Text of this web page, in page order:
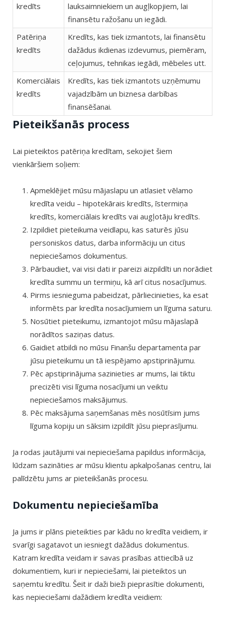
kredīts
lauksaimniekiem un augļkopjiem, lai
finansētu ražošanu un iegādi.
Patēriņa
kredīts
Kredīts, kas tiek izmantots, lai finansētu
dažādus ikdienas izdevumus, piemēram,
ceļojumus, tehnikas iegādi, mēbeles utt.
Komerciālais
kredīts
Kredīts, kas tiek izmantots uzņēmumu
vajadzībām un biznesa darbības
finansēšanai.
Pieteikšanās process
Lai pieteiktos patēriņa kredītam, sekojiet šiem
vienkāršiem soļiem:
Apmeklējiet mūsu mājaslapu un atlasiet vēlamo
kredīta veidu – hipotekārais kredīts, īstermiņa
kredīts, komerciālais kredīts vai augļotāju kredīts.
Izpildiet pieteikuma veidlapu, kas saturēs jūsu
personiskos datus, darba informāciju un citus
nepieciešamos dokumentus.
Pārbaudiet, vai visi dati ir pareizi aizpildīti un norādiet
kredīta summu un termiņu, kā arī citus nosacījumus.
Pirms iesnieguma pabeidzat, pārliecinieties, ka esat
informēts par kredīta nosacījumiem un līguma saturu.
Nosūtiet pieteikumu, izmantojot mūsu mājaslapā
norādītos saziņas datus.
Gaidiet atbildi no mūsu Finanšu departamenta par
jūsu pieteikumu un tā iespējamo apstiprinājumu.
Pēc apstiprinājuma sazinieties ar mums, lai tiktu
precizēti visi līguma nosacījumi un veiktu
nepieciešamos maksājumus.
Pēc maksājuma saņemšanas mēs nosūtīsim jums
līguma kopiju un sāksim izpildīt jūsu pieprasījumu.
Ja rodas jautājumi vai nepieciešama papildus informācija,
lūdzam sazināties ar mūsu klientu apkalpošanas centru, lai
palīdzētu jums ar pieteikšanās procesu.
Dokumentu nepieciešamība
Ja jums ir plāns pieteikties par kādu no kredīta veidiem, ir
svarīgi sagatavot un iesniegt dažādus dokumentus.
Katram kredīta veidam ir savas prasības attiecībā uz
dokumentiem, kuri ir nepieciešami, lai pieteiktos un
saņemtu kredītu. Šeit ir daži bieži pieprasītie dokumenti,
kas nepieciešami dažādiem kredīta veidiem: